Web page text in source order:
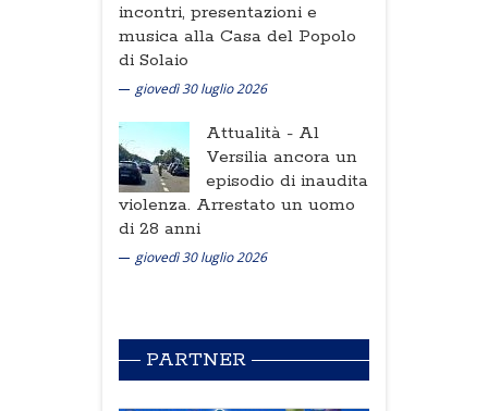
incontri, presentazioni e
musica alla Casa del Popolo
di Solaio
giovedì 30 luglio 2026
Attualità - Al
Versilia ancora un
episodio di inaudita
violenza. Arrestato un uomo
di 28 anni
giovedì 30 luglio 2026
PARTNER